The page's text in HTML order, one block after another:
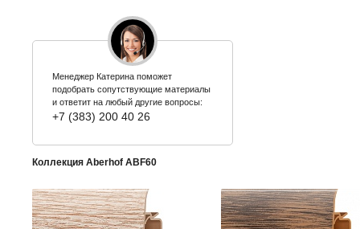
Менеджер Катерина поможет
подобрать сопутствующие материалы
и ответит на любый другие вопросы:
+7 (383) 200 40 26
Коллекция Aberhof ABF60